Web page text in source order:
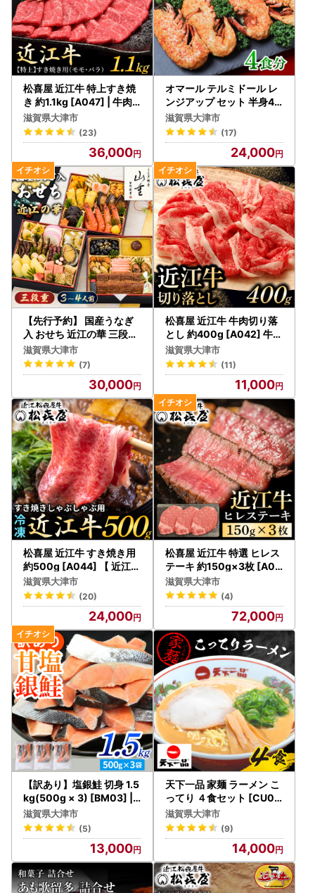
完了日から2週間程度で発送いたします。
【ワンストップについて】
・提出期限：翌年の1月10日必着
・必要書類：ワンストップ特例申請書
マイナンバー確認書類（例：個人番号カードや
通知カード等）
本人確認書類（例：運転免許証の写し等）
・お問い合わせ先：委託事業者名 株式会社HAQTSUYA
（ハックツヤ）
大津市ふるさと納税担当
TEL：050-3645-2283
MAIL：contact-otsu@orebo.jp
平日9:30～17:30(土日祝除く)
【ワンストップ特例申請書送付先】
〒910-0347
住所：福井県坂井市丸岡町熊堂3-7-1-16
福井県産業情報センタービル7階 株式会社HAQTSUY
A
宛先：大津市 ワンストップ特例申請受付担当 行
※返送に係る郵送料は寄附者様のご負担となりますので、ご
【オンラインワンストップ申請について】
「自治体マイページ」よりオンラインでワンストップ特例申
請することが可能です。
ご利用には、初期登録やデジタル庁提供のマイナポータルア
プリが必要です。
マイナンバーカードをお持ちの場合、オンライン申請が大変
便利ですので、ぜひご利用ください。
〈プライバシーポリシー（個人情報保護方針）について〉
お客様からいただいた個人情報は、大津市が責任をもって管
理し、関係法令で定められた場合を除き、第三者に譲渡した
り、提供したりすることはございません。
なお、お客様からいただいた個人情報は、商品の発送、事務
連絡、いただいたふるさと納税の使い道に関する報告、大津
市が主催・出展するふるさと納税関連イベント情報の提供及
び大津市のふるさと納税に関する情報提供のために使用させ
ていただき、その手段として、電子メールの配信やパンフレ
ット等の資料の郵送をさせていただくことがあります。
御不明な点や、電子メールの配信又は資料の郵送停止等のご
希望がございましたら、ふるさと納税担当(contact-otsu@o
rebo.jp)までご連絡ください。
松喜屋 近江牛 特上すき焼
き 約1.1kg [A047] | 牛肉
すき焼き
滋賀県大津市
(23)
36,000
オマール テルミドール レ
ンジアップ セット 半身4
個(オマール海老 × 2尾) [A
K005] | ロブスター
滋賀県大津市
(17)
24,000
【先行予約】 国産うなぎ
入 おせち 近江の華 三段重
[AY02] | おせち 人気
滋賀県大津市
(7)
30,000
松喜屋 近江牛 牛肉切り落
とし 約400g [A042] 牛肉
切り落とし
滋賀県大津市
(11)
11,000
松喜屋 近江牛 すき焼き用
約500g [A044] 【 近江牛
】
滋賀県大津市
(20)
24,000
松喜屋 近江牛 特選 ヒレス
テーキ 約150g×3枚 [A06
5] ヒレ
滋賀県大津市
(4)
72,000
【訳あり】塩銀鮭 切身 1.5
kg(500g × 3) [BM03] |
鮭
滋賀県大津市
(5)
13,000
天下一品 家麺 ラーメン こ
ってり ４食セット [CU00
3] | 天下一品
滋賀県大津市
(9)
14,000